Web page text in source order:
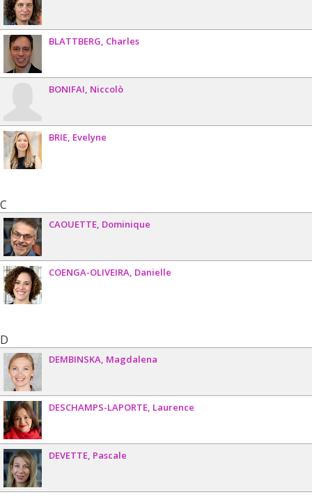
BLATTBERG Charles
BONIFAI Niccolò
BRIE Evelyne
C
CAOUETTE Dominique
COENGA-OLIVEIRA Danielle
D
DEMBINSKA Magdalena
DESCHAMPS-LAPORTE Laurence
DEVETTE Pascale